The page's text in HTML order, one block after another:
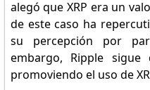
alegó que XRP era un
de este caso ha
su percepción por
embargo, Ripple
promoviendo el uso de